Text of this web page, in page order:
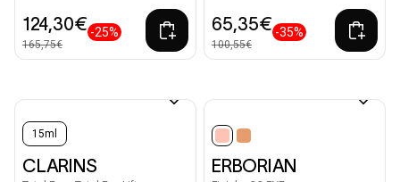
124,30€
165,75€
-25% 65,35€
100,55€
-35%
15ml
CLARINS
selected
ERBORIAN